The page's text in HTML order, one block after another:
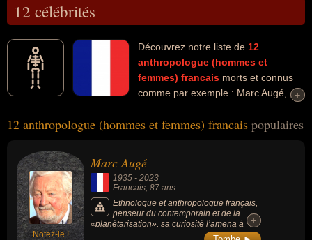
12 célébrités
Découvrez notre liste de 12
anthropologue (hommes et
femmes) francais morts et connus
comme par exemple : Marc Augé,
Balandier, Gustave Le Bon, Michel Alliot, Daniel Fabre, René
variés dans les domaines de l'anthropologie, de l'enseignement, de
l'ethnologie, de la science, de l'art, de l'écologie, de la littérature, de
la philosophie, de la sociologie ou de l'histoire. Ces célébrités
peuvent également avoir été enseignant, ethnologue, scientifique,
artiste, auteur d'ouvrages philosophiques, écologiste, écrivain,
homme politique, philosophe, sociologue, féministe, historien,
+
+
12 anthropologue (hommes et femmes) francais populaires
Notez-le !
Marc Augé
1935 - 2023
Francais, 87 ans
Ethnologue et anthropologue français,
penseur du contemporain et de la
«planétarisation», sa curiosité l’amena à
s’intéresser à des objets et des terrains peu
+
+